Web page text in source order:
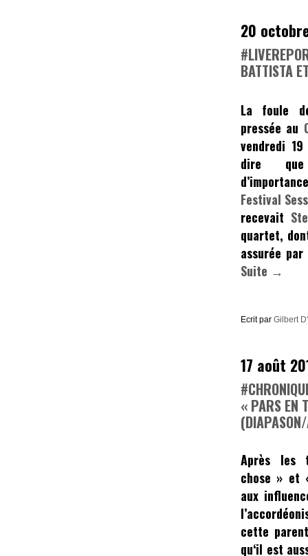
20
BATTISTA
La foule
pressée au
vendredi
dire que
Festival
recevait
quartet,
assurée
Suite →
Ecrit par Gilbert
17 août
« PARS EN
Après les
chose » et
aux
cette
qu‘il est